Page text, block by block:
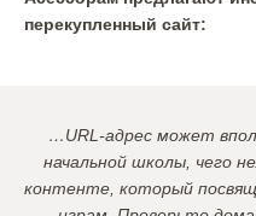
перекупленный сайт:
…URL-адрес может
начальной школы, чего
контенте, который